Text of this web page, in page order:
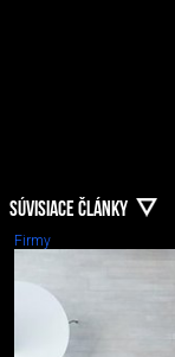
SÚVISIACE ČLÁNKY
Firmy